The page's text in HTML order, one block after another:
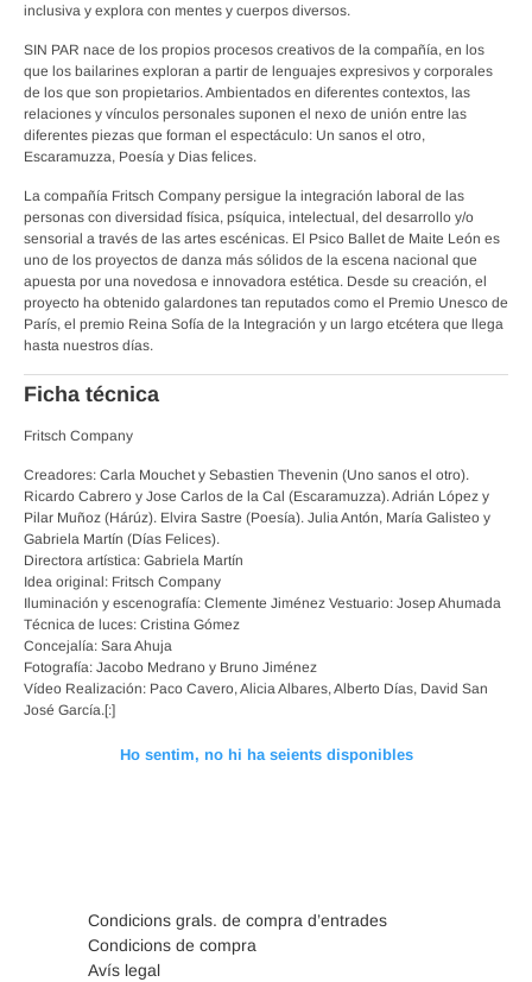
inclusiva y explora con mentes y cuerpos diversos.
SIN PAR nace de los propios procesos creativos de la compañía, en los
que los bailarines exploran a partir de lenguajes expresivos y corporales
de los que son propietarios. Ambientados en diferentes contextos, las
relaciones y vínculos personales suponen el nexo de unión entre las
diferentes piezas que forman el espectáculo: Un sanos el otro,
Escaramuzza, Poesía y Dias felices.
La compañía Fritsch Company persigue la integración laboral de las
personas con diversidad física, psíquica, intelectual, del desarrollo y/o
sensorial a través de las artes escénicas. El Psico Ballet de Maite León es
uno de los proyectos de danza más sólidos de la escena nacional que
apuesta por una novedosa e innovadora estética. Desde su creación, el
proyecto ha obtenido galardones tan reputados como el Premio Unesco de
París, el premio Reina Sofía de la Integración y un largo etcétera que llega
hasta nuestros días.
Ficha técnica
Fritsch Company
Creadores: Carla Mouchet y Sebastien Thevenin (Uno sanos el otro).
Ricardo Cabrero y Jose Carlos de la Cal (Escaramuzza). Adrián López y
Pilar Muñoz (Hárúz). Elvira Sastre (Poesía). Julia Antón, María Galisteo y
Gabriela Martín (Días Felices).
Directora artística: Gabriela Martín
Idea original: Fritsch Company
Iluminación y escenografía: Clemente Jiménez Vestuario: Josep Ahumada
Técnica de luces: Cristina Gómez
Concejalía: Sara Ahuja
Fotografía: Jacobo Medrano y Bruno Jiménez
Vídeo Realización: Paco Cavero, Alicia Albares, Alberto Días, David San
José García.[:]
Ho sentim, no hi ha seients disponibles
Condicions grals. de compra d’entrades
Condicions de compra
Avís legal